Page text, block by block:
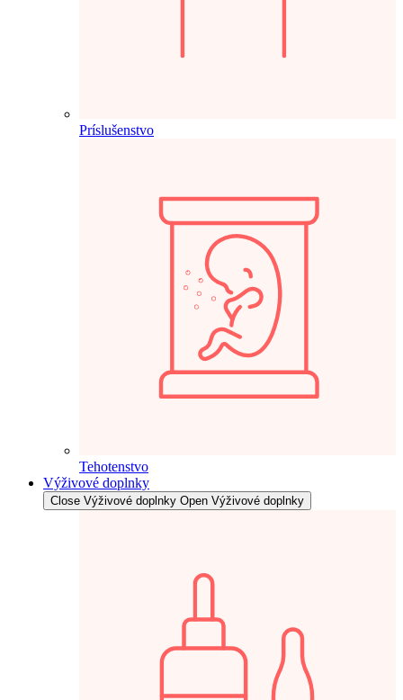
Príslušenstvo
Tehotenstvo
Výživové doplnky
Close Výživové doplnky Open Výživové doplnky